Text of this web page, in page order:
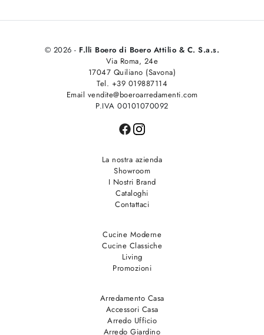
© 2026 - F.lli Boero di Boero Attilio & C. S.a.s.
Via Roma, 24e
17047 Quiliano (Savona)
Tel. +39 019887114
Email vendite@boeroarredamenti.com
P.IVA 00101070092
La nostra azienda
Showroom
I Nostri Brand
Cataloghi
Contattaci
Cucine Moderne
Cucine Classiche
Living
Promozioni
Arredamento Casa
Accessori Casa
Arredo Ufficio
Arredo Giardino